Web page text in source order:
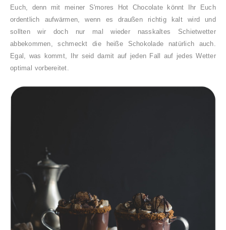
Euch, denn mit meiner S'mores Hot Chocolate könnt Ihr Euch
ordentlich aufwärmen, wenn es draußen richtig kalt wird und
sollten wir doch nur mal wieder nasskaltes Schietwetter
abbekommen, schmeckt die heiße Schokolade natürlich auch.
Egal, was kommt, Ihr seid damit auf jeden Fall auf jedes Wetter
optimal vorbereitet.